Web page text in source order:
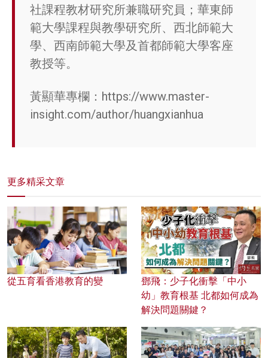
社課程教材研究所兼職研究員；華東師
範大學課程與教學研究所、西北師範大
學、西南師範大學及首都師範大學客座
教授等。
黃顯華專欄： https://www.master-
insight.com/author/huangxianhua
更多精采文章
從五育看香港教育的變
鄧飛：少子化衝擊「中小
幼」教育根基 北都如何成為
解決問題關鍵？